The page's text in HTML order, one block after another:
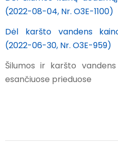
(2022-08-04, Nr. O3E-1100)
Dėl karšto vandens
(2022-06-30, Nr. O3E-959)
Šilumos ir karšto
esančiuose prieduose